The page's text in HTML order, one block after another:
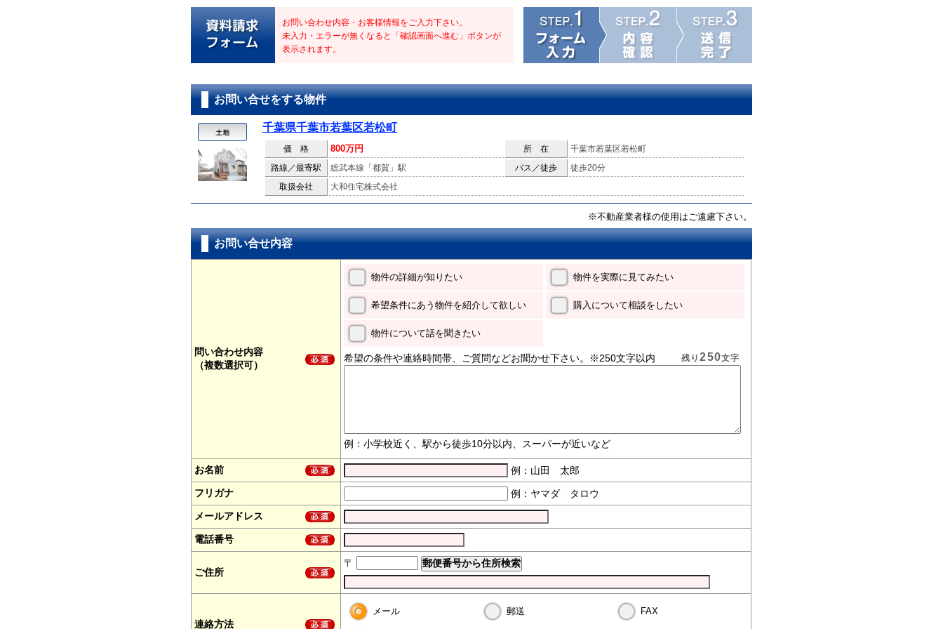
お問い合わせ内容・お客様情報をご入力下さい。
未入力・エラーが無くなると「確認画面へ進む」ボタンが
表示されます。
お問い合せをする物件
千葉県千葉市若葉区若松町
価 格 800万円 所 在
千葉市若葉区若松町
路線／最寄駅
総武本線「都賀」駅 バス／徒歩
徒歩20分
取扱会社
大和住宅株式会社
※不動産業者様の使用はご遠慮下さい。
お問い合せ内容
問い合わせ内容
（複数選択可）
物件の詳細が知りたい 物件を実際に見てみたい
希望条件にあう物件を紹介して欲しい 購入について相談をしたい
物件について話を聞きたい
希望の条件や連絡時間帯、ご質問などお聞かせ下さい。※250文字以内
例：小学校近く、駅から徒歩10分以内、スーパーが近いなど
残り250文字
お名前
例：山田 太郎
フリガナ
例：ヤマダ タロウ
メールアドレス
電話番号
ご住所
〒
連絡方法
メール 郵送 FAX